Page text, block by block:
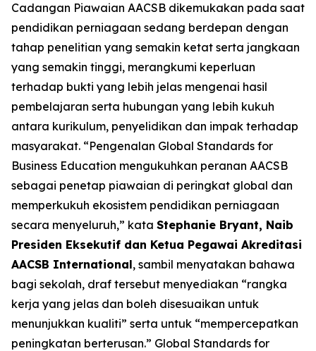
Cadangan Piawaian AACSB dikemukakan pada saat
pendidikan perniagaan sedang berdepan dengan
tahap penelitian yang semakin ketat serta jangkaan
yang semakin tinggi, merangkumi keperluan
terhadap bukti yang lebih jelas mengenai hasil
pembelajaran serta hubungan yang lebih kukuh
antara kurikulum, penyelidikan dan impak terhadap
masyarakat. “Pengenalan Global Standards for
Business Education mengukuhkan peranan AACSB
sebagai penetap piawaian di peringkat global dan
memperkukuh ekosistem pendidikan perniagaan
secara menyeluruh,” kata Stephanie Bryant, Naib
Presiden Eksekutif dan Ketua Pegawai Akreditasi
AACSB International, sambil menyatakan bahawa
bagi sekolah, draf tersebut menyediakan “rangka
kerja yang jelas dan boleh disesuaikan untuk
menunjukkan kualiti” serta untuk “mempercepatkan
peningkatan berterusan.” Global Standards for